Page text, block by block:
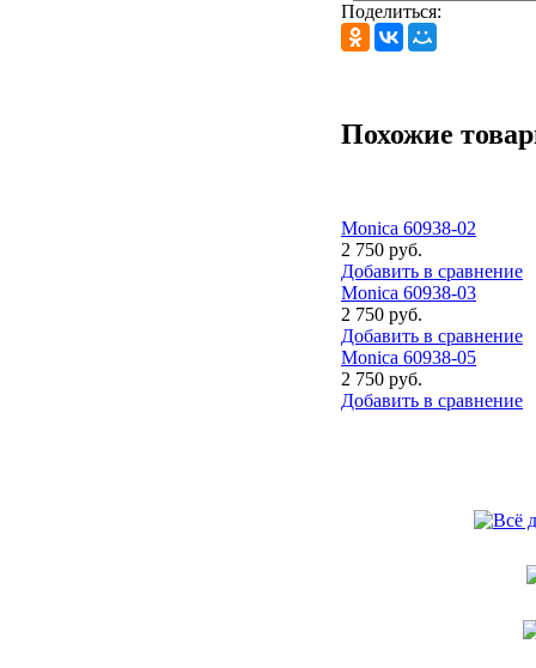
Поделиться:
Похожие
Monica 60938-02
2 750 руб.
Добавить в сравнение
Monica 60938-03
2 750 руб.
Добавить в сравнение
Monica 60938-05
2 750 руб.
Добавить в сравнение